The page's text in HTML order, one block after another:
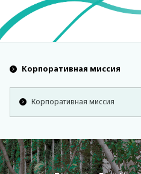
Корпоративная миссия
Корпоративная миссия